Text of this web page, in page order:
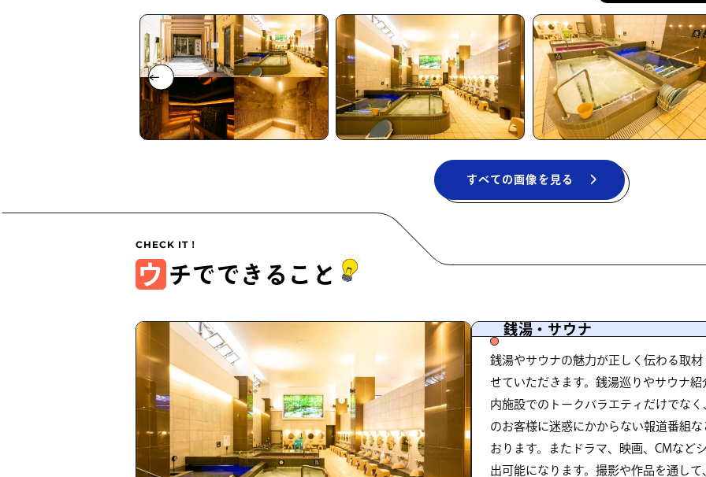
すべての画像を見る
ウ チでできること
銭湯・サウナ
銭湯やサウナの魅力が正しく伝わる取
せていただきます。銭湯巡りやサウナ
内施設でのトークバラエティだけでな
のお客様に迷惑にかからない報道番組
おります。またドラマ、映画、CMなど
出可能になります。撮影や作品を通し